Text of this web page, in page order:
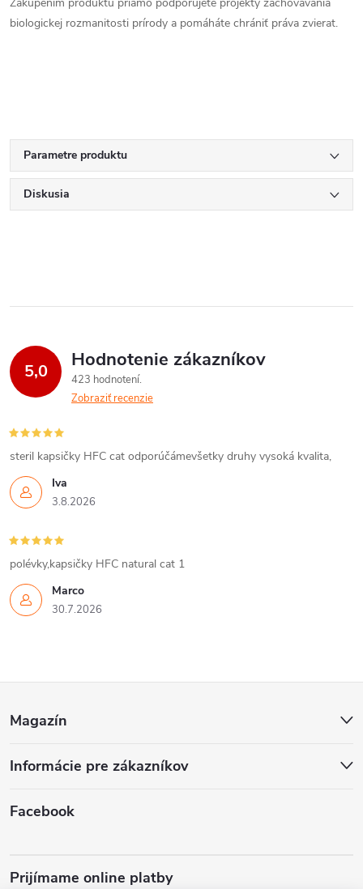
biologickej rozmanitosti prírody a pomáháte chrániť práva zvierat.
Parametre produktu
Diskusia
5,0 Hodnotenie zákazníkov
423 hodnotení
Zobraziť recenzie
Iva
3.8.2026
steril kapsičky HFC cat odporúčámevšetky druhy vysoká kvalita,
Marco
30.7.2026
polévky,kapsičky HFC natural cat 1
p
ä
Magazín
Informácie pre zákazníkov
Facebook
Prijímame online platby